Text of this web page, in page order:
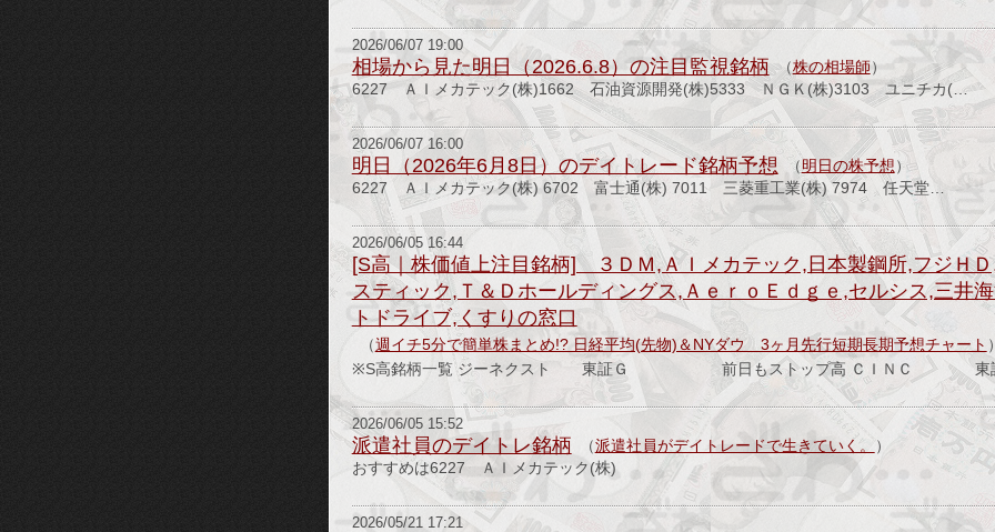
2026/06/07 19:00
相場から見た明日（2026.6.8）の注目監視銘柄 （株の相場師）
6227 ＡＩメカテック(株)1662 石油資源開発(株)5333 ＮＧＫ(株)3103 ユニチカ(…
2026/06/07 16:00
明日（2026年6月8日）のデイトレード銘柄予想 （明日の株予想）
6227 ＡＩメカテック(株) 6702 富士通(株) 7011 三菱重工業(株) 7974 任天堂…
2026/06/05 16:44
[S高｜株価値上注目銘柄] ３ＤＭ,ＡＩメカテック,日本製鋼所,フジＨ
スティック,Ｔ＆Ｄホールディングス,ＡｅｒｏＥｄｇｅ,セルシス,三井
トドライブ,くすりの窓口
（週イチ5分で簡単株まとめ!? 日経平均(先物)＆NYダウ 3ヶ月先行短期長期予想チャート
※S高銘柄一覧 ジーネクスト 東証Ｇ 前日もストップ高 ＣＩＮＣ
2026/06/05 15:52
派遣社員のデイトレ銘柄 （派遣社員がデイトレードで生きていく。
）
おすすめは6227 ＡＩメカテック(株)
2026/05/21 17:21